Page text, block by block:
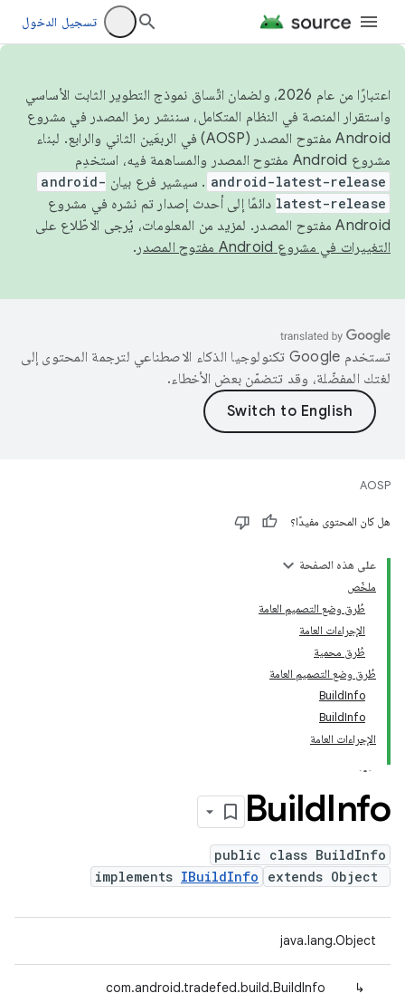
تسجيل الدخول
اعتبارًا من عام 2026، ولضمان اتّساق نموذج التطوير الثابت الأساسي
واستقرار المنصة في النظام المتكامل، سننشر رمز المصدر في مشروع
Android مفتوح المصدر (AOSP) في الربعَين الثاني والرابع. لبناء
مشروع Android مفتوح المصدر والمساهمة فيه، استخدِم
android-latest-release . سيشير فرع بيان android-
latest-release دائمًا إلى أحدث إصدار تم نشره في مشروع
Android مفتوح المصدر. لمزيد من المعلومات، يُرجى الاطّلاع على
التغييرات في مشروع Android مفتوح المصدر
.
تستخدم Google تكنولوجيا الذكاء الاصطناعي لترجمة المحتوى إلى
لغتك المفضّلة، وقد تتضمّن بعض الأخطاء.
AOSP
هل كان المحتوى مفيدًا؟
على هذه الصفحة
ملخّص
طُرق وضع التصميم العامة
الإجراءات العامة
طُرق محمية
طُرق وضع التصميم العامة
BuildInfo
BuildInfo
الإجراءات العامة
BuildInfo
public class BuildInfo
extends Object
implements IBuildInfo
java.lang.Object
↳
com.android.tradefed.build.BuildInfo